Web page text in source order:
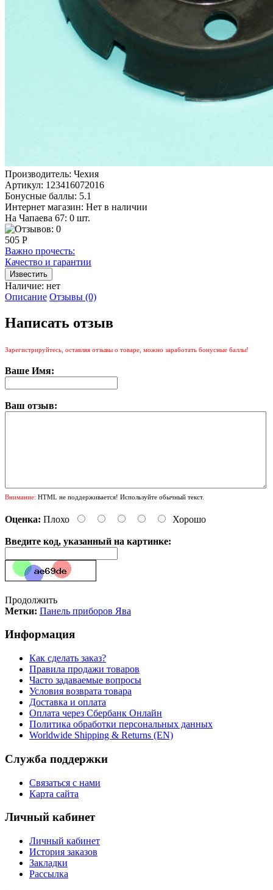
Производитель: Чехия
Артикул: 123416072016
Бонусные баллы: 5.1
Интернет магазин: Нет в наличии
На Чапаева 67: 0 шт.
505 Р
Важно прочесть:
Качество и гарантии
Наличие: нет
Описание Отзывы (0)
Написать отзыв
Зарегистрируйтесь, оставляя отзывы о товаре, можно заработать бонусные баллы!
Ваше Имя:
Ваш отзыв:
Внимание: HTML не поддерживается! Используйте обычный текст.
Оценка: Плохо Хорошо
Введите код, указанный на картинке:
Продолжить
Метки: Панель приборов Ява
Информация
Как сделать заказ?
Правила продажи товаров
Часто задаваемые вопросы
Условия возврата товара
Доставка и оплата
Оплата через Сбербанк Онлайн
Политика обработки персональных данных
Worldwide Shipping & Returns (EN)
Служба поддержки
Связаться с нами
Карта сайта
Личный кабинет
Личный кабинет
История заказов
Закладки
Рассылка